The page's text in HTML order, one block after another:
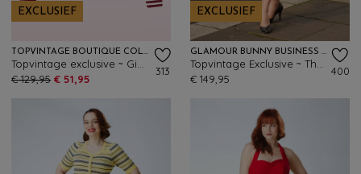
EXCLUSIEF
TOPVINTAGE BOUTIQUE COLLECTION
€ 129,95 € 51,95
313
EXCLUSIEF
GLAMOUR BUNNY BUSINESS BABE
€ 149,95
400